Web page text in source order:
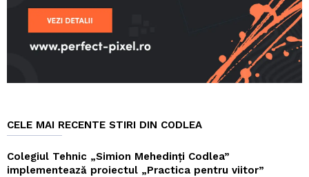
CELE MAI RECENTE STIRI DIN CODLEA
Colegiul Tehnic „Simion Mehedinți Codlea”
implementează proiectul „Practica pentru viitor”